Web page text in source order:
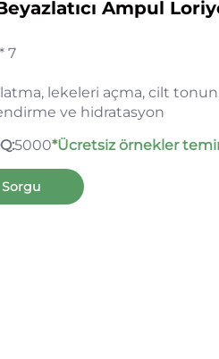
Ampul
7
lekeleri açma, cilt
ve hidratasyon
5000*Ücretsiz örnekler
Sorgu